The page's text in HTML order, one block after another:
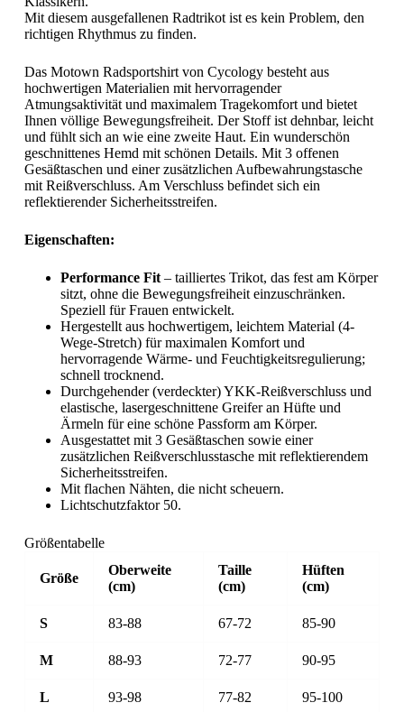
Mit diesem ausgefallenen Radtrikot ist es kein Problem, den
richtigen Rhythmus zu finden.
Das Motown Radsportshirt von Cycology besteht aus
hochwertigen Materialien mit hervorragender
Atmungsaktivität und maximalem Tragekomfort und bietet
Ihnen völlige Bewegungsfreiheit. Der Stoff ist dehnbar, leicht
und fühlt sich an wie eine zweite Haut. Ein wunderschön
geschnittenes Hemd mit schönen Details. Mit 3 offenen
Gesäßtaschen und einer zusätzlichen Aufbewahrungstasche
mit Reißverschluss. Am Verschluss befindet sich ein
reflektierender Sicherheitsstreifen.
Eigenschaften:
Performance Fit– tailliertes Trikot, das fest am Körper
sitzt, ohne die Bewegungsfreiheit einzuschränken.
Speziell für Frauen entwickelt.
Hergestellt aus hochwertigem, leichtem Material (4-
Wege-Stretch) für maximalen Komfort und
hervorragende Wärme- und Feuchtigkeitsregulierung;
schnell trocknend.
Durchgehender (verdeckter) YKK-Reißverschluss und
elastische, lasergeschnittene Greifer an Hüfte und
Ärmeln für eine schöne Passform am Körper.
Ausgestattet mit 3 Gesäßtaschen sowie einer
zusätzlichen Reißverschlusstasche mit reflektierendem
Sicherheitsstreifen.
Mit flachen Nähten, die nicht scheuern.
Lichtschutzfaktor 50.
Größentabelle
Größe
Oberweite
(cm)
Taille
(cm)
Hüften
(cm)
S 83-88 67-72 85-90
M 88-93 72-77 90-95
L 93-98 77-82 95-100